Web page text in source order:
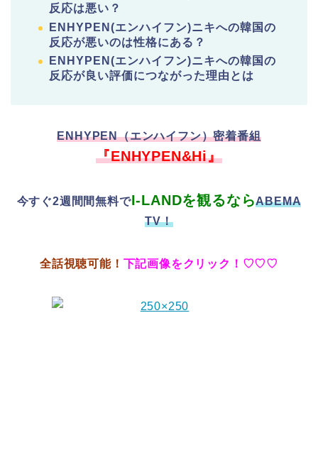
反応は悪い？
ENHYPEN(エンハイフン)ニキへの韓国の
反応が悪いのは性格にある？
ENHYPEN(エンハイフン)ニキへの韓国の
反応が良い評価につながった理由とは
ENHYPEN（エンハイフン）密着番組
『ENHYPEN&Hi』
今すぐ2週間間無料でI-LANDを観るならABEMA
TV！
全話視聴可能！ 下記画像をクリック！♡♡♡